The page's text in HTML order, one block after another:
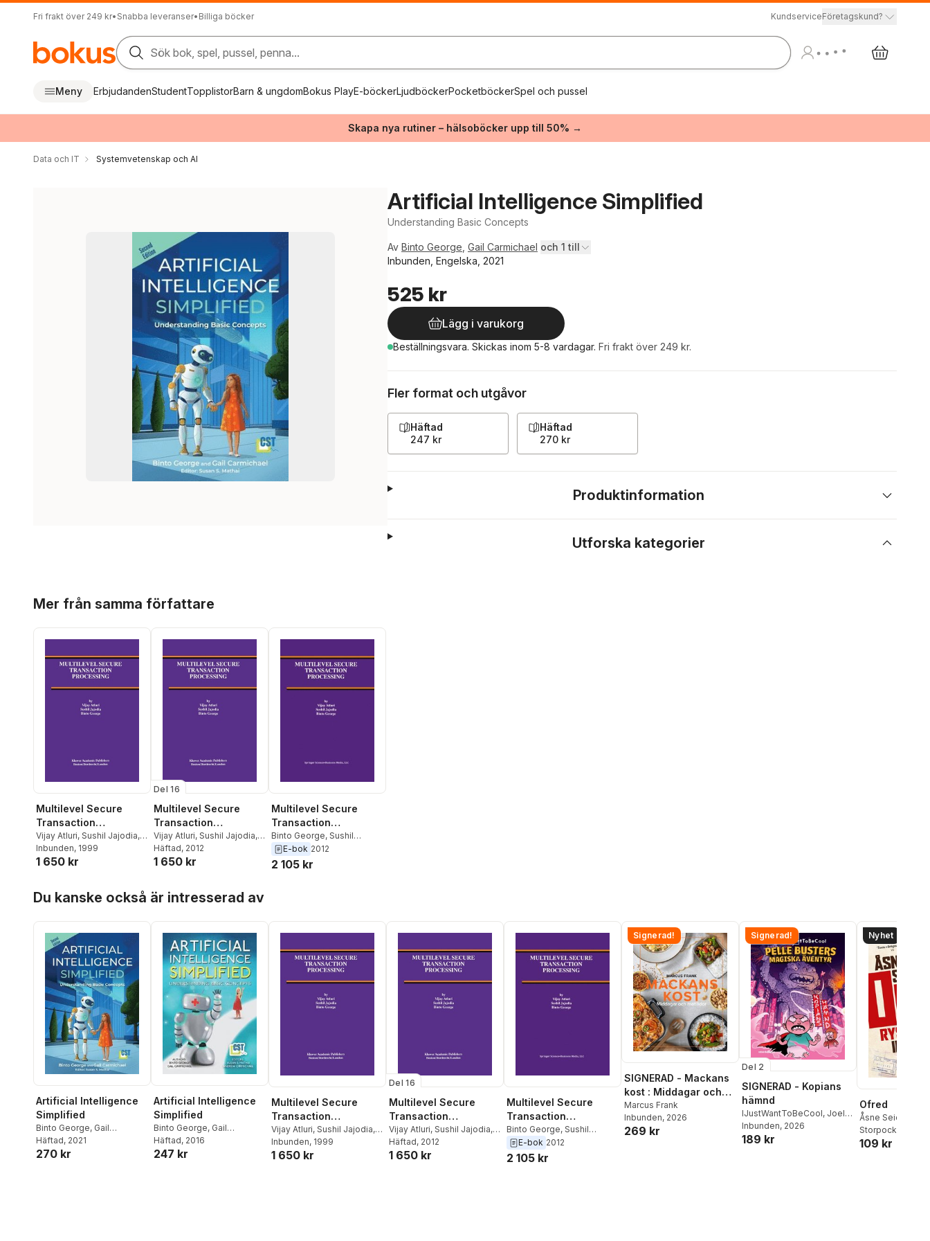
Fri frakt över 249 kr• Snabba leveranser• Billiga böcker KundserviceFöretagskund?
Sök bok, spel, pussel, penna...
Meny ErbjudandenStudentTopplistorBarn & ungdomBokus PlayE-böckerLjudböckerPocketböckerSpel och pussel
Skapa nya rutiner – hälsoböcker upp till 50% →
Data och IT Systemvetenskap och AI
Artificial Intelligence Simplified
Understanding Basic Concepts
Av Binto George Gail Carmichael och 1 till
Inbunden, Engelska, 2021
525 kr
Lägg i varukorg
Beställningsvara. Skickas inom 5-8 vardagar. Fri frakt över 249 kr.
Fler format och utgåvor
Häftad
247 kr
Häftad
270 kr
Produktinformation
Utforska kategorier
Mer från samma författare
Multilevel Secure
Transaction
Processing
Vijay Atluri, Sushil Jajodia,
Binto George
Inbunden, 1999
1 650 kr
Del 16
Multilevel Secure
Transaction
Processing
Vijay Atluri, Sushil Jajodia,
Binto George
Häftad, 2012
1 650 kr
Multilevel Secure
Transaction
Processing
Binto George, Sushil
Jajodia,Vijay Atluri
E-bok 2012
2 105 kr
Du kanske också är intresserad av
Artificial Intelligence
Simplified
Binto George, Gail
Carmichael,
Häftad, 2021
270 kr
Artificial Intelligence
Simplified
Binto George, Gail
Carmichael,Susan S Mathai
Häftad, 2016
247 kr
Multilevel Secure
Transaction
Processing
Vijay Atluri, Sushil Jajodia,
Binto George
Inbunden, 1999
1 650 kr
Del 16
Multilevel Secure
Transaction
Processing
Vijay Atluri, Sushil Jajodia,
Binto George
Häftad, 2012
1 650 kr
Multilevel Secure
Transaction
Processing
Binto George, Sushil
Jajodia,Vijay Atluri
E-bok 2012
2 105 kr
Signerad!
SIGNERAD - Mackans
kost : Middagar och
matlådor
Marcus Frank
Inbunden, 2026
269 kr
Signerad!
Del 2
SIGNERAD - Kopians
hämnd
IJustWantToBeCool, Joel
Adolphson,Emil Ejdemo
Beer ,Victor Beer
Inbunden, 2026
189 kr
Nyhet
Ofred
Åsne Seierstad
Storpocket
109 kr